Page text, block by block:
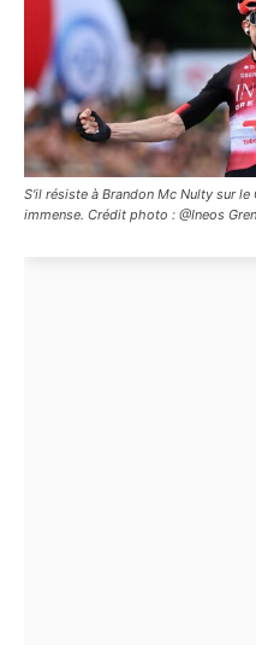
S'il résiste à Brandon Mc Nulty sur
immense. Crédit photo : @Ineos